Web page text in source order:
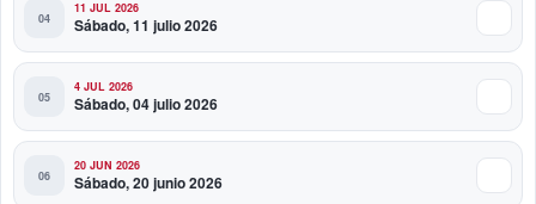
11 JUL 2026
Sábado, 11 julio 2026
4 JUL 2026
Sábado, 04 julio 2026
20 JUN 2026
Sábado, 20 junio 2026